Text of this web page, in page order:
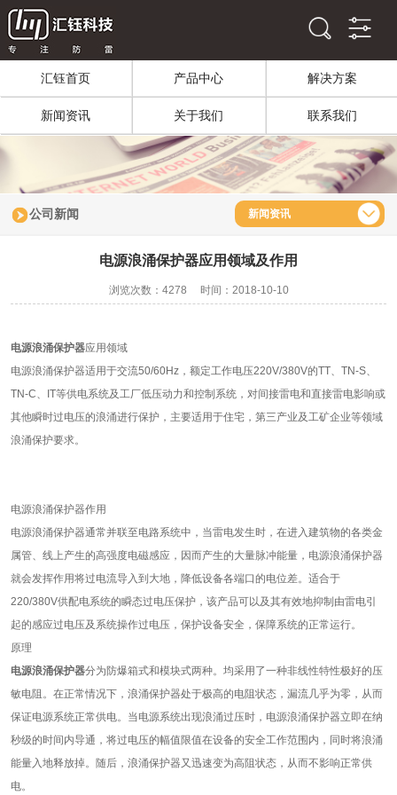
汇钰首页 产品中心 解决方案
新闻资讯 关于我们 联系我们
公司新闻 新闻资讯
电源浪涌保护器应用领域及作用
浏览次数：4278 时间：2018-10-10
电源浪涌保护器应用领域
电源浪涌保护器适用于交流50/60Hz，额定工作电压220V/380V的TT、TN-S、
TN-C、IT等供电系统及工厂低压动力和控制系统，对间接雷电和直接雷电影响或
其他瞬时过电压的浪涌进行保护，主要适用于住宅，第三产业及工矿企业等领域
浪涌保护要求。
电源浪涌保护器作用
电源浪涌保护器通常并联至电路系统中，当雷电发生时，在进入建筑物的各类金
属管、线上产生的高强度电磁感应，因而产生的大量脉冲能量，电源浪涌保护器
就会发挥作用将过电流导入到大地，降低设备各端口的电位差。适合于
220/380V供配电系统的瞬态过电压保护，该产品可以及其有效地抑制由雷电引
起的感应过电压及系统操作过电压，保护设备安全，保障系统的正常运行。
原理
电源浪涌保护器分为防爆箱式和模块式两种。均采用了一种非线性特性极好的压
敏电阻。在正常情况下，浪涌保护器处于极高的电阻状态，漏流几乎为零，从而
保证电源系统正常供电。当电源系统出现浪涌过压时，电源浪涌保护器立即在纳
秒级的时间内导通，将过电压的幅值限值在设备的安全工作范围内，同时将浪涌
能量入地释放掉。随后，浪涌保护器又迅速变为高阻状态，从而不影响正常供
电。